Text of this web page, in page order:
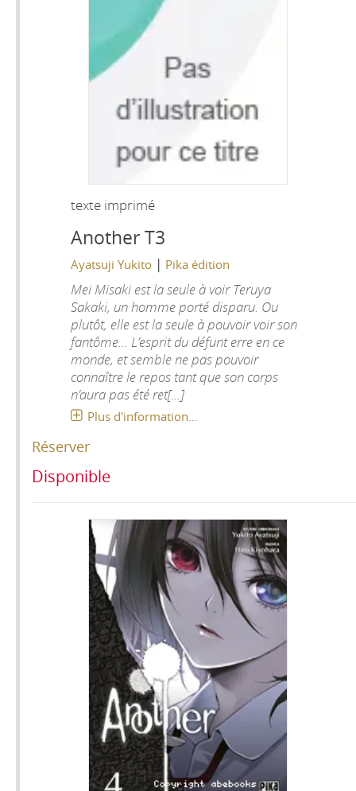
texte imprimé
Another T3
Ayatsuji Yukito | Pika édition
Mei Misaki est la seule à voir Teruya
Sakaki, un homme porté disparu. Ou
plutôt, elle est la seule à pouvoir voir son
fantôme… L’esprit du défunt erre en ce
monde, et semble ne pas pouvoir
connaître le repos tant que son corps
n’aura pas été ret[...]
Plus d'information...
Réserver
Disponible